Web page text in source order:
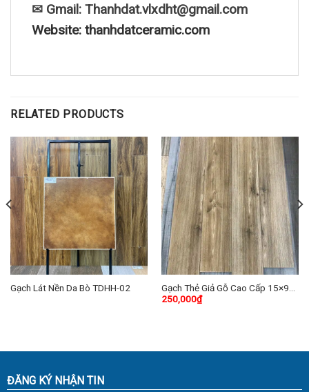
✉ Gmail: Thanhdat.vlxdht@gmail.com
Website: thanhdatceramic.com
RELATED PRODUCTS
Gạch Lát Nền Da Bò TDHH-02
Gạch Thẻ Giả Gỗ Cao Cấp 15×90
(cm) TDVH-03
250,000₫
ĐĂNG KÝ NHẬN TIN